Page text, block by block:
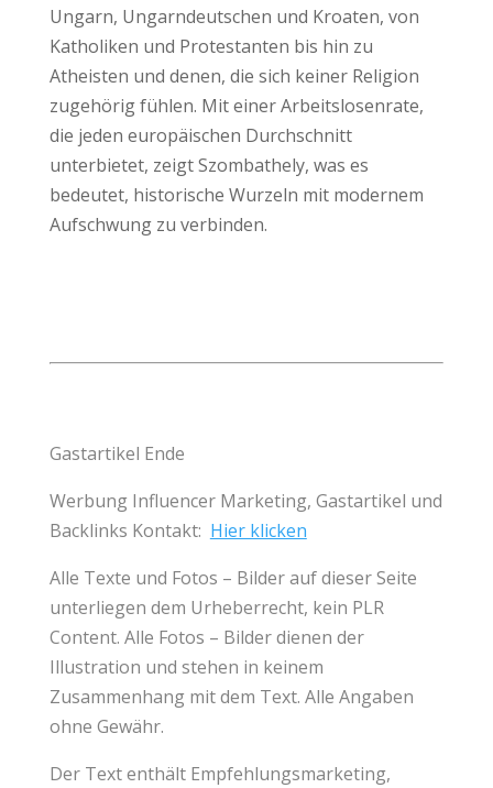
Ungarn, Ungarndeutschen und Kroaten, von
Katholiken und Protestanten bis hin zu
Atheisten und denen, die sich keiner Religion
zugehörig fühlen. Mit einer Arbeitslosenrate,
die jeden europäischen Durchschnitt
unterbietet, zeigt Szombathely, was es
bedeutet, historische Wurzeln mit modernem
Aufschwung zu verbinden.
Gastartikel Ende
Werbung InfluencerMarketing, Gastartikel und
Backlinks Kontakt: Hier klicken
Alle Texte und Fotos – Bilder auf dieser Seite
unterliegen dem Urheberrecht, kein PLR
Content. Alle Fotos – Bilder dienen der
Illustration und stehen in keinem
Zusammenhang mit dem Text. Alle Angaben
ohne Gewähr.
Der Text enthält Empfehlungsmarketing,